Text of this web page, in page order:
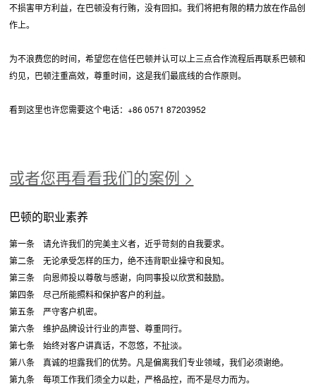
不损害甲方利益，在巴顿没有行贿，没有回扣。我们将把有限的精力放在作品创
作上。
为不浪费您的时间，希望您在信任巴顿并认可以上三点合作流程后再联系巴顿和
约见，巴顿注重高效，尊重时间，这是我们最底线的合作原则。
看到这里也许您需要这个电话：+86 0571 87203952
或者您再看看我们的案例 >
巴顿的职业素养
第一条 请允许我们的完美主义者，近乎苛刻的自我要求。
第二条 无论承受怎样的压力，绝不违背职业操守和良知。
第三条 向恩师投以尊敬与感谢，向同事投以欣赏和鼓励。
第四条 尽己所能照料和保护客户的利益。
第五条 严守客户机密。
第六条 维护品牌设计行业的声誉、尊重同行。
第七条 始终对客户讲真话，不忽悠，不扯淡。
第八条 真诚的坦露我们的优势。凡是偏离我们专业领域，我们必须谢绝。
第九条 每项工作我们须全力以赴，严格品控，而不是尽力而为。